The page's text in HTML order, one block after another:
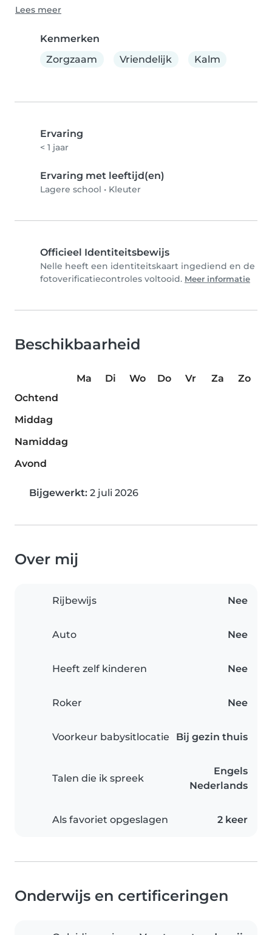
Lees meer
Kenmerken
Zorgzaam
Vriendelijk Kalm
Ervaring
< 1 jaar
Ervaring met leeftijd(en)
Lagere school • Kleuter
Officieel Identiteitsbewijs
Nelle heeft een identiteitskaart ingediend en de
fotoverificatiecontroles voltooid. Meer informatie
Beschikbaarheid
Ma Di Wo Do Vr Za
Zo
Ochtend
Middag
Namiddag
Avond
Bijgewerkt: 2 juli 2026
Over mij
Rijbewijs Nee
Auto Nee
Heeft zelf kinderen Nee
Roker Nee
Voorkeur babysitlocatie Bij gezin thuis
Talen die ik spreek
Engels
Nederlands
Als favoriet opgeslagen 2 keer
Onderwijs en certificeringen